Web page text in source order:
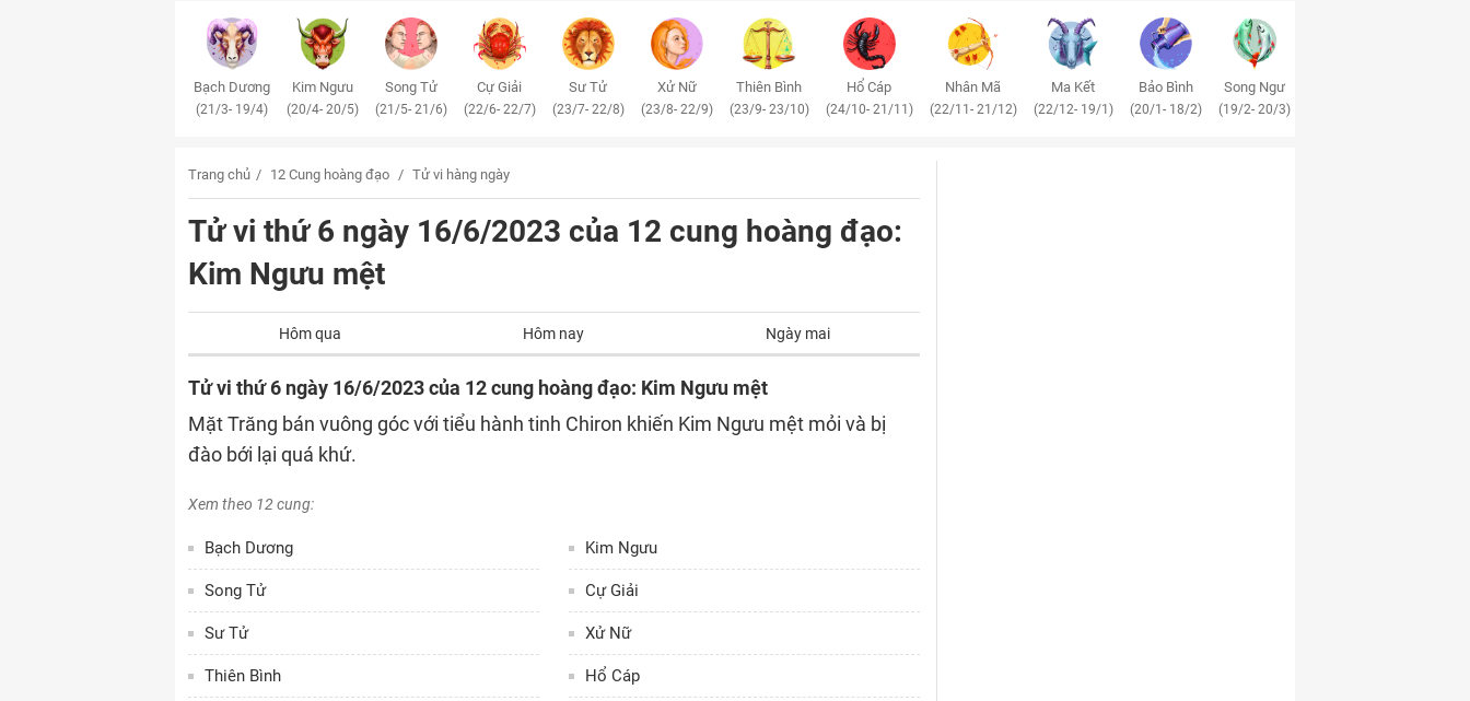
Bạch Dương
(21/3- 19/4)
Kim Ngưu
(20/4- 20/5)
Song Tử
(21/5- 21/6)
Cự Giải
(22/6- 22/7)
Sư Tử
(23/7- 22/8)
Xử Nữ
(23/8- 22/9)
Thiên Bình
(23/9- 23/10)
Hổ Cáp
(24/10- 21/11)
Nhân Mã
(22/11- 21/12)
Ma Kết
(22/12- 19/1)
Bảo Bình
(20/1- 18/2)
Song Ngư
(19/2- 20/3)
Trang chủ 12 Cung hoàng đạo Tử vi hàng ngày
Tử vi thứ 6 ngày 16/6/2023 của 12 cung hoàng đạo:
Kim Ngưu mệt
Hôm qua Hôm nay Ngày mai
Tử vi thứ 6 ngày 16/6/2023 của 12 cung hoàng đạo: Kim Ngưu mệt
Mặt Trăng bán vuông góc với tiểu hành tinh Chiron khiến Kim Ngưu mệt mỏi và bị
đào bới lại quá khứ.
Xem theo 12 cung:
Bạch Dương Kim Ngưu
Song Tử Cự Giải
Sư Tử Xử Nữ
Thiên Bình Hổ Cáp